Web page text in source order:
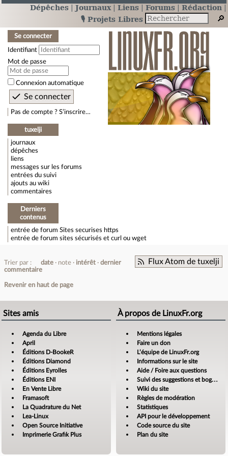
Dépêches Journaux Liens Forums
Rédaction
🎙️ Projets Libres
Se connecter
Identifiant
Mot de passe
Connexion automatique
Pas de compte ? S’inscrire…
tuxelji
journaux
dépêches
liens
messages sur les forums
entrées du suivi
ajouts au wiki
commentaires
Derniers
contenus
entrée de forum Sites securises https
entrée de forum sites sécurisés et curl ou wget
Flux Atom de tuxelji
Trier par : date note intérêt
dernier
commentaire
Revenir en haut de page
Sites amis
Agenda du Libre
April
Éditions D-BookeR
Éditions Diamond
Éditions Eyrolles
Éditions ENI
En Vente Libre
Framasoft
La Quadrature du Net
Lea-Linux
Open Source Initiative
Imprimerie Grafik Plus
À propos de LinuxFr.org
Mentions légales
Faire un don
L’équipe de LinuxFr.org
Informations sur le site
Aide / Foire aux questions
Suivi des suggestions et bogues
Wiki du site
Règles de modération
Statistiques
API pour le développement
Code source du site
Plan du site